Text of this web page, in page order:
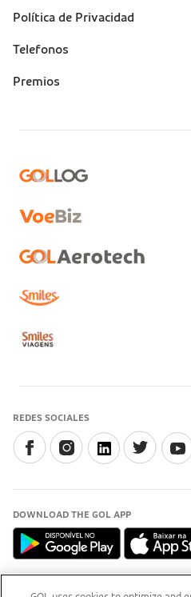
Política de Privacidad
Telefonos
Premios
REDES SOCIALES
DOWNLOAD THE GOL APP